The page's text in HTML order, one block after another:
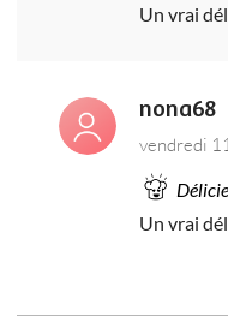
Un vrai
nona68
vendredi
Un vrai